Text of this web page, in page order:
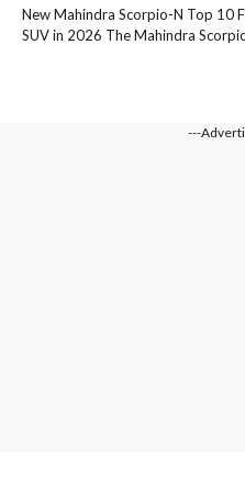
New Mahindra Scorpio-N Top 10
SUV in 2026 The Mahindra
---